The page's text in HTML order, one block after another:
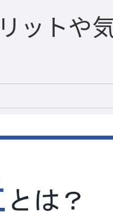
ットや